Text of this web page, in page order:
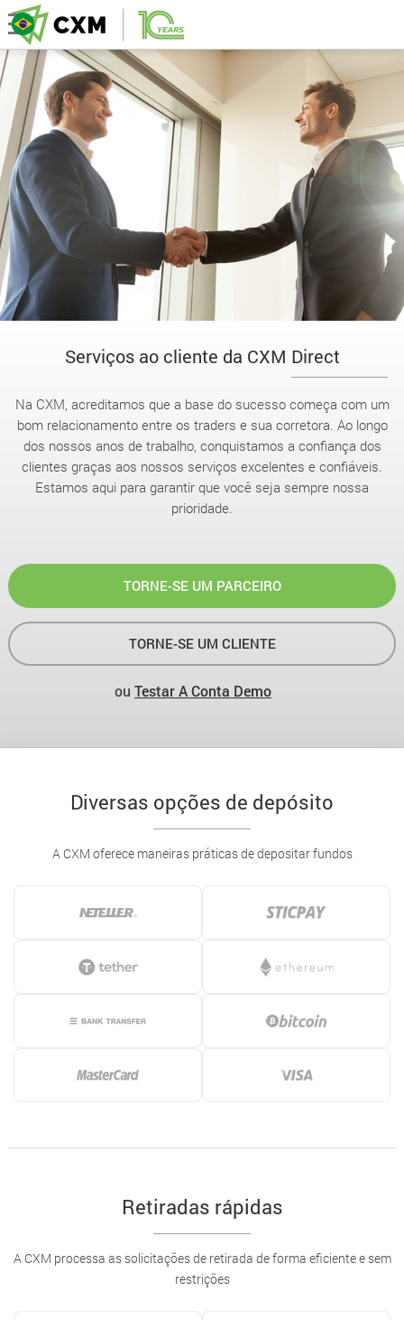
Serviços ao cliente da CXM Direct
Na CXM, acreditamos que a base do sucesso começa com um
bom relacionamento entre os traders e sua corretora. Ao longo
dos nossos anos de trabalho, conquistamos a confiança dos
clientes graças aos nossos serviços excelentes e confiáveis.
Estamos aqui para garantir que você seja sempre nossa
prioridade.
TORNE-SE UM PARCEIRO
TORNE-SE UM CLIENTE
ou Testar A Conta Demo
Diversas opções de depósito
A CXM oferece maneiras práticas de depositar fundos
Retiradas rápidas
A CXM processa as solicitações de retirada de forma eficiente e sem
restrições